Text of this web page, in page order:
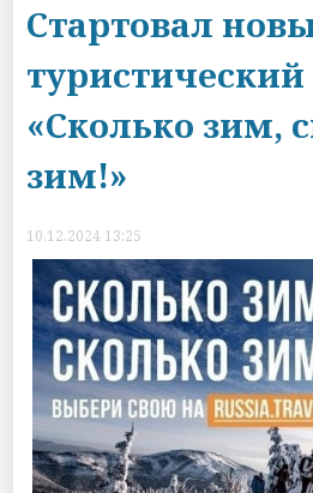
Стартовал
«Сколько зим,
зим!»
10.12.2024 13:25